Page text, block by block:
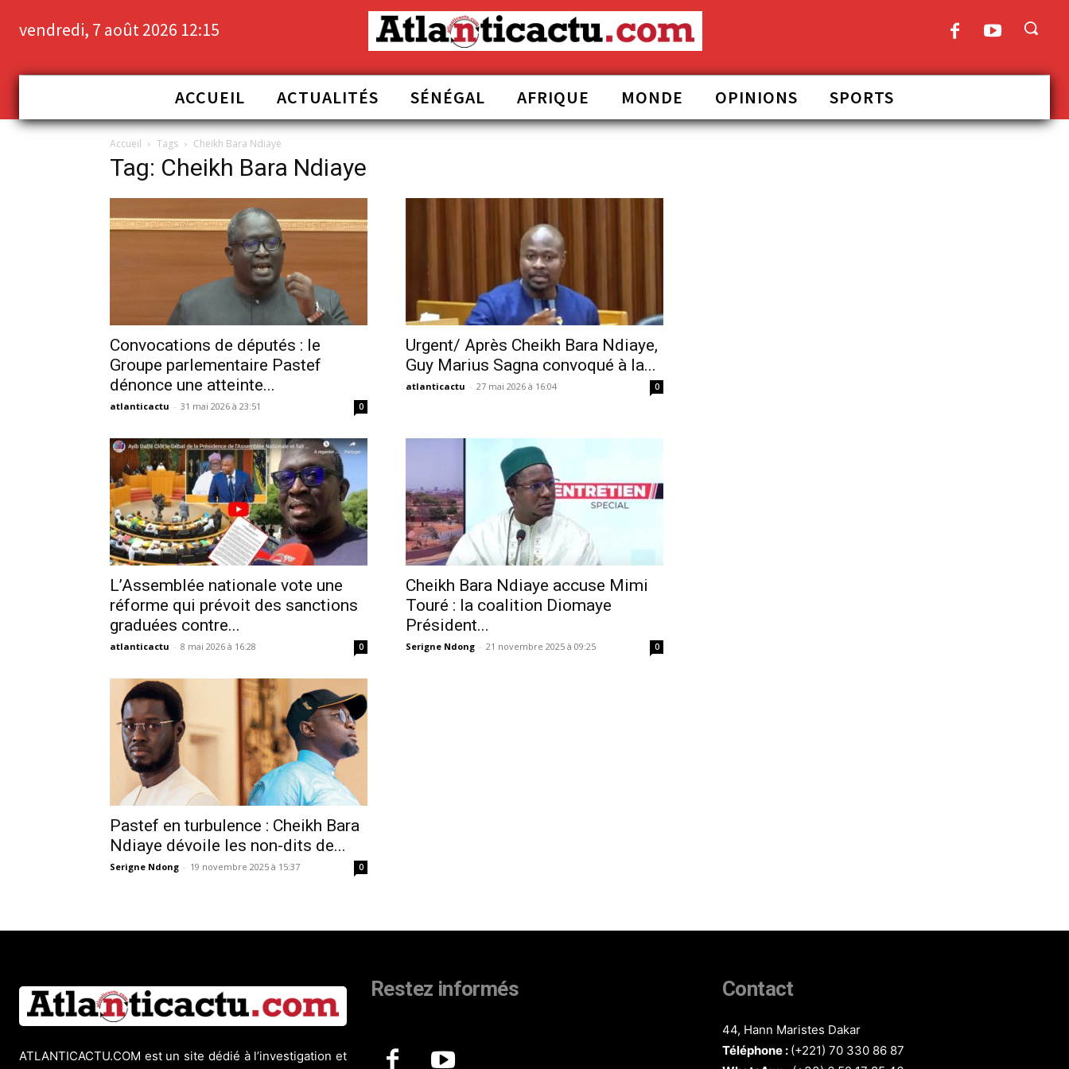
vendredi, 7 août 2026 12:15
ACCUEIL ACTUALITÉS SÉNÉGAL AFRIQUE MONDE OPINIONS SPORTS
Accueil Tags Cheikh Bara Ndiaye
Tag: Cheikh Bara Ndiaye
Convocations de députés : le
Groupe parlementaire Pastef
dénonce une atteinte...
atlanticactu - 31 mai 2026 à 23:51 0
Urgent/ Après Cheikh Bara Ndiaye,
Guy Marius Sagna convoqué à la...
atlanticactu - 27 mai 2026 à 16:04 0
L’Assemblée nationale vote une
réforme qui prévoit des sanctions
graduées contre...
atlanticactu - 8 mai 2026 à 16:28 0
Cheikh Bara Ndiaye accuse Mimi
Touré : la coalition Diomaye
Président...
Serigne Ndong - 21 novembre 2025 à 09:25 0
Pastef en turbulence : Cheikh Bara
Ndiaye dévoile les non-dits de...
Serigne Ndong - 19 novembre 2025 à 15:37 0
ATLANTICACTU.COM est un site dédié à l’investigation et
Restez informés Contact
44, Hann Maristes Dakar
Téléphone : (+221) 70 330 86 87‬